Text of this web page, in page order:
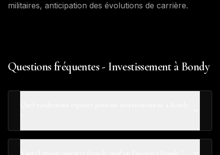
militaires, anticipation des évolutions de carrière.
Questions fréquentes - Investissement à Bondy